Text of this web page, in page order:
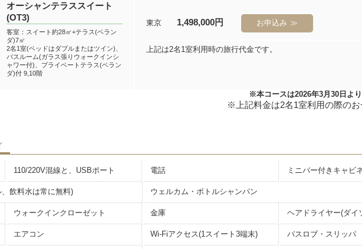
オーシャンテラススイート
(OT3)
客室：スイート約28㎡+テラス(ベラン
ダ)7㎡
2名1室(ベッドはダブルまたはツイン)、
バスルーム(ガラス張りウォークインシ
ャワー付)、プライベートテラス(ベラン
ダ)付 9,10階
東京 1,498,000円 お申込み
上記は2名1室利用時の旅行代金です。
※本コースは2026年3月30日より
110/220V混線と、USBポート 電話 ミニバー付きキャビ
飲料水は常に無料) ウェルカム・ボトルシャンパン
ウォークインクローゼット 金庫 ヘアドライヤー(ダイ
エアコン Wi-Fiアクセス(1スイート3端末) バスロブ・スリッパ